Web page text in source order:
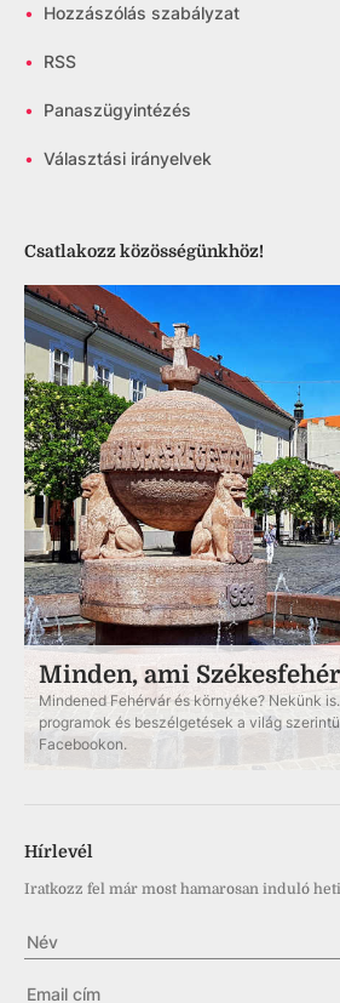
• Hozzászólás szabályzat
• RSS
• Panaszügyintézés
• Választási irányelvek
Csatlakozz közösségünkhöz!
Minden, ami
Mindened Fehérvár és környéke? Nekünk
programok és beszélgetések a világ
Facebookon.
Hírlevél
Iratkozz fel már most hamarosan induló